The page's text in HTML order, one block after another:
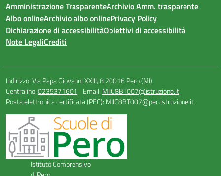
Amministrazione TrasparenteArchivio Amm. trasparente
Albo onlineArchivio albo onlinePrivacy Policy
Dichiarazione di accessibilitàObiettivi di accessibilità
Note LegaliCrediti
Indirizzo:Via Papa Giovanni XXIII, 8 20016 Pero (MI)
Centralino:0235371601 Email: MIIC8BT007@istruzione.it
Posta elettronica certificata (PEC): MIIC8BT007@pec.istruzione.it
Istituto Comprensivo